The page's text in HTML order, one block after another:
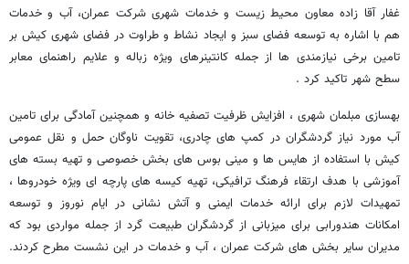
غفار آقا زاده معاون محیط زیست و خدمات شهری شرکت عمران، آب و خدمات
هم با اشاره به توسعه فضای سبز و ایجاد نشاط و طراوت در فضای شهری کیش بر
تامین برخی نیازمندی ها از جمله کانتینرهای ویژه زباله و علایم راهنمای معابر
سطح شهر تاکید کرد .
بهسازی مبلمان شهری ، افزایش ظرفیت تصفیه خانه و همچنین آمادگی برای تامین
آب مورد نیاز گردشگران در کمپ های چادری، تقویت ناوگان حمل و نقل عمومی
کیش با استفاده از هایس ها و مینی بوس های بخش خصوصی و تهیه بسته های
آموزشی با هدف ارتقاء فرهنگ ترافیکی، تهیه کیسه های پارچه ای ویژه خودروها ،
تمهیدات لازم برای ارائه خدمات ایمنی و آتش نشانی در ایام نوروز و توسعه
امکانات هندورابی برای میزبانی از گردشگران طبیعت گرد از جمله مواردی بود که
مدیران سایر بخش های شرکت عمران ، آب و خدمات در این نشست مطرح کردند.